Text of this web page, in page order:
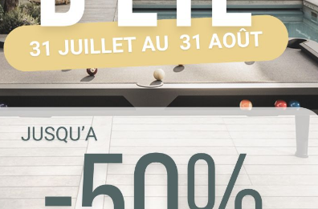
Client anonyme publié le 15/10/2019 suite à une
5/5
Conforme à la commande
Cet avis vous a-t-il été utile ?
Oui 0 Non 0
Client anonyme publié le 19/03/2018
suite à une
2/5
Manque la colle..